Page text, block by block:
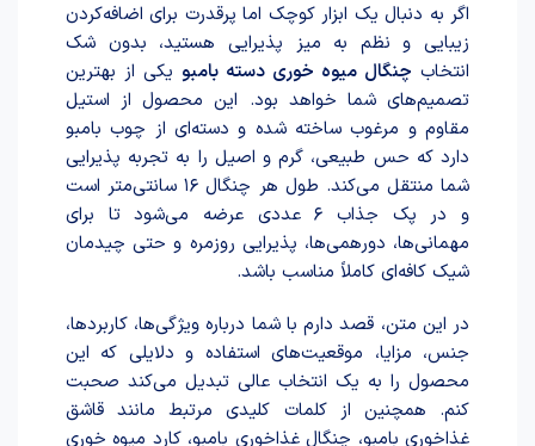
اگر به دنبال یک ابزار کوچک اما پرقدرت برای اضافه‌کردن
زیبایی و نظم به میز پذیرایی هستید، بدون شک
انتخاب چنگال میوه خوری دسته بامبویکی از بهترین
تصمیم‌های شما خواهد بود. این محصول از استیل
مقاوم و مرغوب ساخته شده و دسته‌ای از چوب بامبو
دارد که حس طبیعی، گرم و اصیل را به تجربه پذیرایی
شما منتقل می‌کند. طول هر چنگال ۱۶ سانتی‌متر است
و در پک جذاب ۶ عددی عرضه می‌شود تا برای
مهمانی‌ها، دورهمی‌ها، پذیرایی روزمره و حتی چیدمان
شیک کافه‌ای کاملاً مناسب باشد.
در این متن، قصد دارم با شما درباره ویژگی‌ها، کاربردها،
جنس، مزایا، موقعیت‌های استفاده و دلایلی که این
محصول را به یک انتخاب عالی تبدیل می‌کند صحبت
کنم. همچنین از کلمات کلیدی مرتبط مانند قاشق
غذاخوری بامبو، چنگال غذاخوری بامبو، کارد میوه خوری